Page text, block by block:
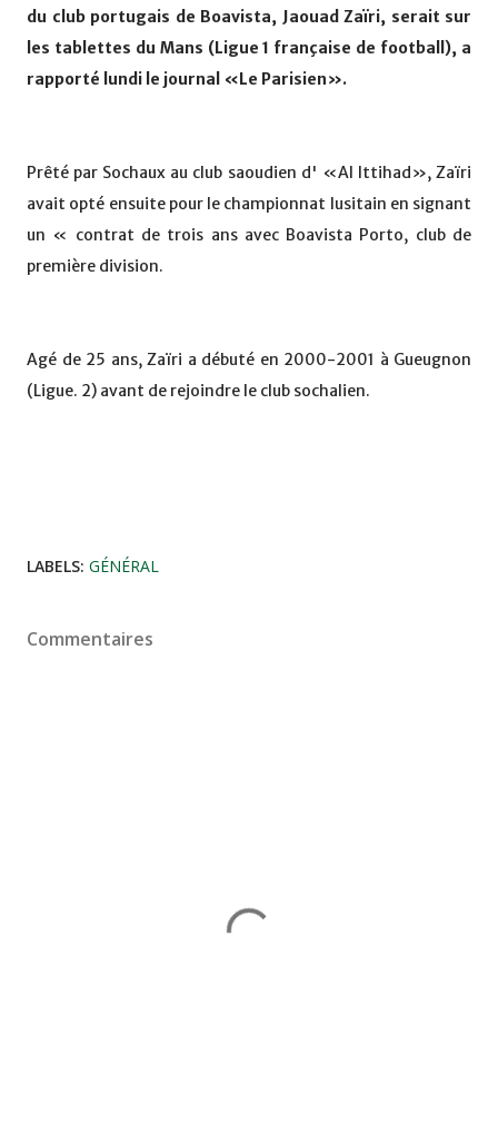
du club portugais de Boavista, Jaouad Zaïri, serait sur
les tablettes du Mans (Ligue 1 française de football), a
rapporté lundi le journal «Le Parisien».
Prêté par Sochaux au club saoudien d' «Al Ittihad», Zaïri
avait opté ensuite pour le championnat lusitain en signant
un « contrat de trois ans avec Boavista Porto, club de
première division.
Agé de 25 ans, Zaïri a débuté en 2000-2001 à Gueugnon
(Ligue. 2) avant de rejoindre le club sochalien.
LABELS: GÉNÉRAL
Commentaires